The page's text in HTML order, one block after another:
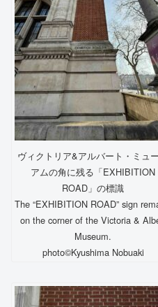
ヴィクトリア&アルバート・ミュ
アムの角に残る「EXHIBITION
ROAD」の標識
The “EXHIBITION ROAD” sign
on the corner of the Victoria &
Museum.
photo©️Kyushima Nobuaki